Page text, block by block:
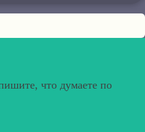
что думаете по